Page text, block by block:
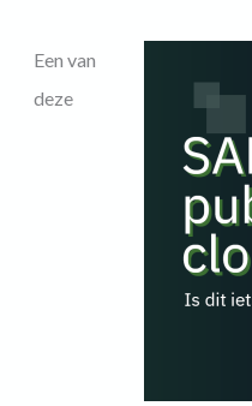
Een van
deze